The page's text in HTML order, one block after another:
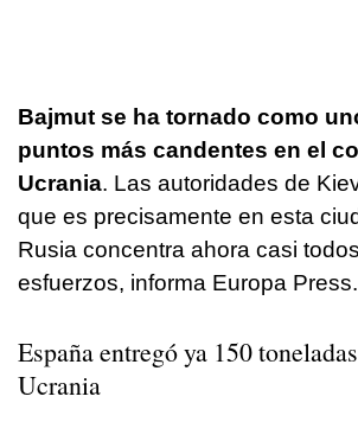
Bajmut se ha tornado como
puntos más candentes en el
Ucrania. Las autoridades de
que es precisamente en esta
Rusia concentra ahora casi
esfuerzos, informa Europa Press.
España entregó ya 150
Ucrania